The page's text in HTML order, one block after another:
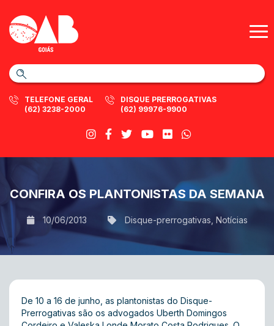
TELEFONE GERAL
(62) 3238-2000
DISQUE PRERROGATIVAS
(62) 99976-9900
CONFIRA OS PLANTONISTAS DA SEMANA
10/06/2013 Disque-prerrogativas Notícias
De 10 a 16 de junho, as plantonistas do Disque-
Prerrogativas são os advogados Uberth Domingos